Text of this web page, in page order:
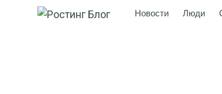
Новости Люди